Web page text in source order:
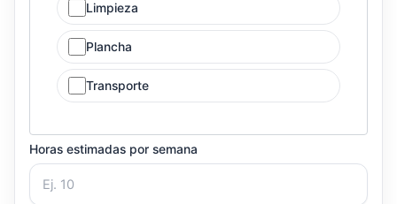
Limpieza
Plancha
Transporte
Horas estimadas por semana